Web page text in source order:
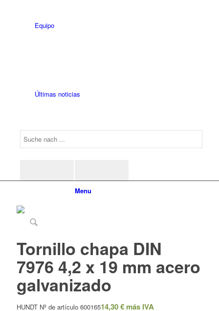
Equipo
Últimas noticias
Menu
Tornillo chapa DIN
7976 4,2 x 19 mm acero
galvanizado
HUNDT Nº de artículo 60016514,30€más IVA